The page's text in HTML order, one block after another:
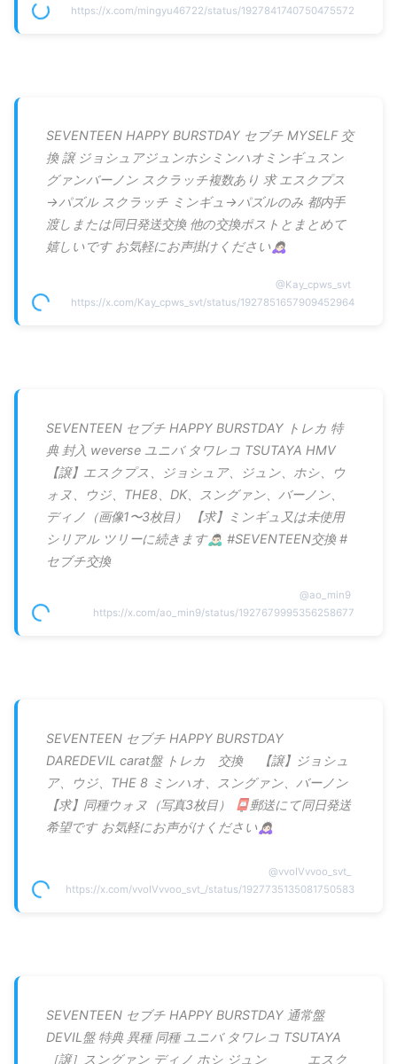
https://x.com/mingyu46722/status/1927841740750475572
SEVENTEEN HAPPY BURSTDAY セブチ MYSELF 交
換 譲 ジョシュアジュンホシミンハオミンギュスン
グァンバーノン スクラッチ複数あり 求 エスクプス
→パズル スクラッチ ミンギュ→パズルのみ 都内手
渡しまたは同日発送交換 他の交換ポストとまとめて
嬉しいです お気軽にお声掛けください🙇🏻‍♀️
@Kay_cpws_svt
https://x.com/Kay_cpws_svt/status/1927851657909452964
SEVENTEEN セブチ HAPPY BURSTDAY トレカ 特
典 封入 weverse ユニバ タワレコ TSUTAYA HMV
【譲】エスクプス、ジョシュア、ジュン、ホシ、ウ
ォヌ、ウジ、THE8、DK、スングァン、バーノン、
ディノ（画像1〜3枚目） 【求】ミンギュ又は未使用
シリアル ツリーに続きます🙇🏻‍♂️ #SEVENTEEN交換 #
セブチ交換
@ao_min9
https://x.com/ao_min9/status/1927679995356258677
SEVENTEEN セブチ HAPPY BURSTDAY
DAREDEVIL carat盤 トレカ 交換 【譲】ジョシュ
ア、ウジ、THE 8 ミンハオ、スングァン、バーノン
【求】同種ウォヌ（写真3枚目） 📮郵送にて同日発送
希望です お気軽にお声がけください🙇🏻‍♀️
@vvoIVvvoo_svt_
https://x.com/vvoIVvvoo_svt_/status/1927735135081750583
SEVENTEEN セブチ HAPPY BURSTDAY 通常盤
DEVIL盤 特典 異種 同種 ユニバ タワレコ TSUTAYA
［譲］スングァン ディノ ホシ ジュン エスク